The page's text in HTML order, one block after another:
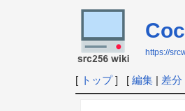
https://
[ トップ] [ 編集| 差分